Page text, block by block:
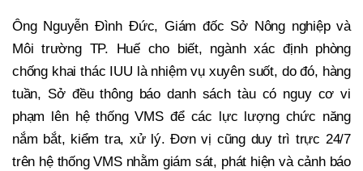
Ông Nguyễn Đình Đức, Giám đốc Sở Nông nghiệp và
Môi trường TP. Huế cho biết, ngành xác định phòng
chống khai thác IUU là nhiệm vụ xuyên suốt, do đó, hàng
tuần, Sở đều thông báo danh sách tàu có nguy cơ vi
phạm lên hệ thống VMS để các lực lượng chức năng
nắm bắt, kiểm tra, xử lý. Đơn vị cũng duy trì trực 24/7
trên hệ thống VMS nhằm giám sát, phát hiện và cảnh báo